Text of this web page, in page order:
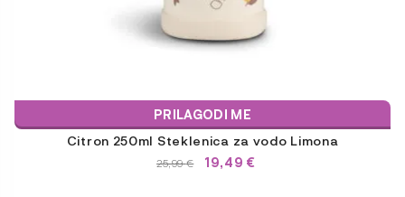
PRILAGODI ME
Citron 250ml Steklenica za vodo Limona
IZVIRNA
25,99€TRENUTNA
19,49€